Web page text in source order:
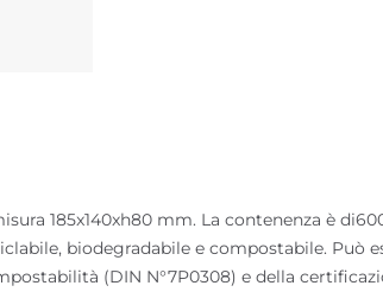
185x140xh80 mm. La contenenza è
biodegradabile e compostabile. Può
(DIN N°7P0308) e della